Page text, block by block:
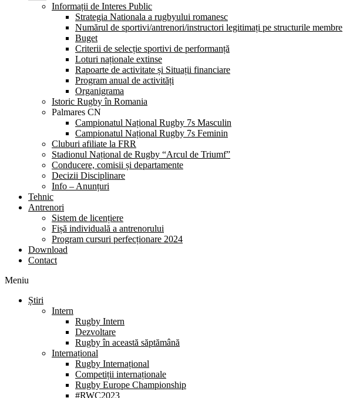
Informații de Interes Public
Strategia Nationala a rugbyului romanesc
Numărul de sportivi/antrenori/instructori legitimați pe structurile membre
Buget
Criterii de selecție sportivi de performanță
Loturi naționale extinse
Rapoarte de activitate și Situații financiare
Program anual de activități
Organigrama
Istoric Rugby în Romania
Palmares CN
Campionatul Național Rugby 7s Masculin
Campionatul Național Rugby 7s Feminin
Cluburi afiliate la FRR
Stadionul Național de Rugby “Arcul de Triumf”
Conducere, comisii și departamente
Decizii Disciplinare
Info – Anunțuri
Tehnic
Antrenori
Sistem de licențiere
Fișă individuală a antrenorului
Program cursuri perfecționare 2024
Download
Contact
Meniu
Știri
Intern
Rugby Intern
Dezvoltare
Rugby în această săptămână
Internațional
Rugby Internațional
Competiții internaționale
Rugby Europe Championship
#RWC2023